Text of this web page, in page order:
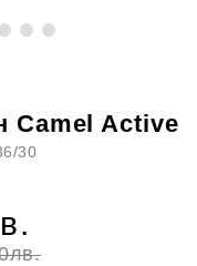
Camel Active
30